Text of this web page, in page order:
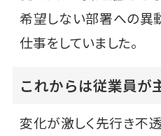
希望しない部署への異
仕事をしていました。
これからは従業員が
変化が激しく先行き不